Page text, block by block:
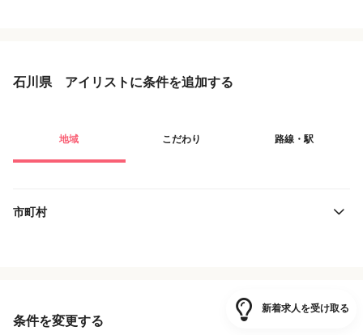
石川県 アイリストに条件を追加する
地域 こだわり 路線・駅
市町村
条件を変更する
新着求人を受け取る